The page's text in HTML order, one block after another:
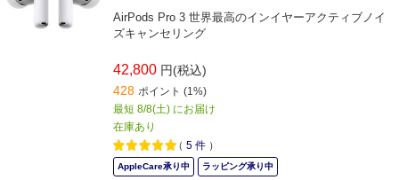
AirPods Pro 3 世界最高のインイヤーアクティブノイ
ズキャンセリング
42,800 円(税込)
428 ポイント (1%)
最短 8/8(土) にお届け
在庫あり
（ 5 件 ）
AppleCare承り中 ラッピング承り中